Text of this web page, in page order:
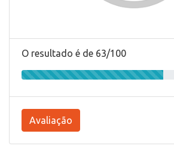
O resultado é de 63/100
Avaliação